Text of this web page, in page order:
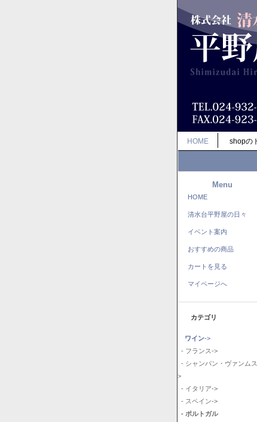
HOME shopの
Menu
HOME
清水台平野屋の日々
イベント案内
おすすめの商品
カートを見る
マイページへ
カテゴリ
ワイン->
- フランス->
- シャンパン・ヴァンム
>
- イタリア->
- スペイン->
- ポルトガル